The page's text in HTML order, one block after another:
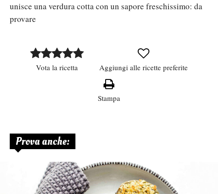
unisce una verdura cotta con un sapore freschissimo: da
provare
Vota la ricetta Aggiungi alle ricette preferite
Stampa
Prova anche: